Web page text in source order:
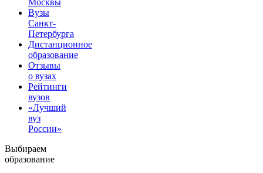
Вузы
Санкт-
Петербурга
Дистанционное
образование
Отзывы
о вузах
Рейтинги
вузов
«Лучший
вуз
России»
Выбираем
образование